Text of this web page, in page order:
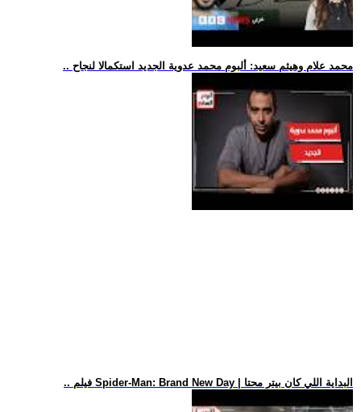
.. محمد علام وهيثم سعيد: ألبوم محمد عدوية الجديد استكمالا لنجاح
.. فيلم Spider-Man: Brand New Day | البداية اللي كان بيتر محتا